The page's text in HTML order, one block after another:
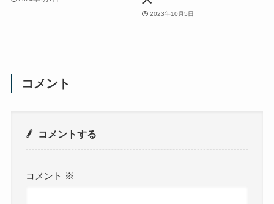
2023年10月5日
コメント
コメントする
コメント ※